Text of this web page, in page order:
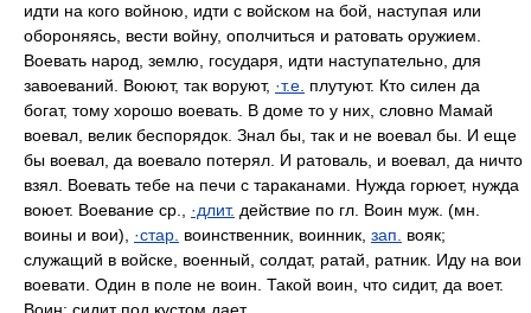
идти на кого войною, идти с войском на бой, наступая или
обороняясь, вести войну, ополчиться и ратовать оружием.
Воевать народ, землю, государя, идти наступательно, для
завоеваний. Воюют, так воруют, ·т.е. плутуют. Кто силен да
богат, тому хорошо воевать. В доме то у них, словно Мамай
воевал, велик беспорядок. Знал бы, так и не воевал бы. И еще
бы воевал, да воевало потерял. И ратоваль, и воевал, да ничто
взял. Воевать тебе на печи с тараканами. Нужда горюет, нужда
воюет. Воевание ср., ·длит. действие по гл. Воин муж. (мн.
воины и вои), ·стар. воинственник, воинник, зап.
вояк;
служащий в войске, военный, солдат, ратай, ратник. Иду на вои
воевати. Один в поле не воин. Такой воин, что сидит, да воет.